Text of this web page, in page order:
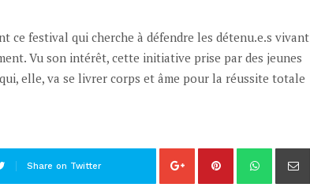
ce festival qui cherche à défendre les détenu.e.s vivant
Vu son intérêt, cette initiative prise par des jeunes
elle, va se livrer corps et âme pour la réussite totale
Share on Twitter